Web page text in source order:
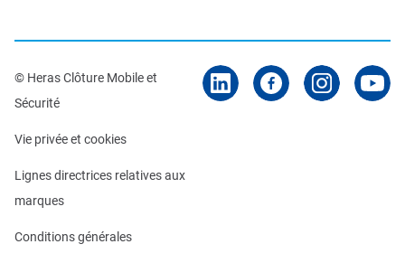
© Heras Clôture Mobile et
Sécurité
Vie privée et cookies
Lignes directrices relatives aux
marques
Conditions générales